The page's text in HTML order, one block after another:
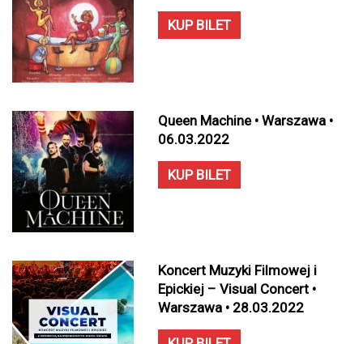
KUP BILET
Queen Machine • Warszawa •
06.03.2022
KUP BILET
Koncert Muzyki Filmowej i
Epickiej – Visual Concert •
Warszawa • 28.03.2022